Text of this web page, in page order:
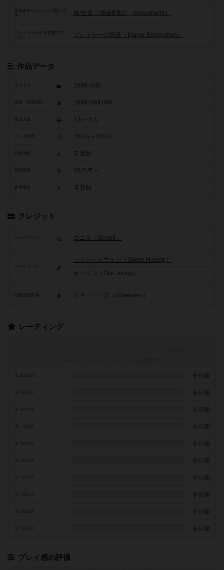
投資要素やプレイ上の駆け引
き
株/投資（価値変動）（Investment）
プレイヤーの干渉/影響アク
プレイヤーの脱落（Player Elimination）
作品データ
タイトル 1899 大韓
1899 DAIHAN
参加人数 3人～5人
150分～240分
未登録
2025年～
参考価格 未登録
クレジット
ゲームデザイン ゴニル（Geonil）
アートワーク
ファン・シウォン（Siwon Hwang）
オーリン（Olin Jeong）
スキーマーズ（Schemers）
レーティング
- 非公開
- 非公開
- 非公開
7点の人 - 非公開
- 非公開
- 非公開
- 非公開
- 非公開
- 非公開
- 非公開
プレイ感の評価